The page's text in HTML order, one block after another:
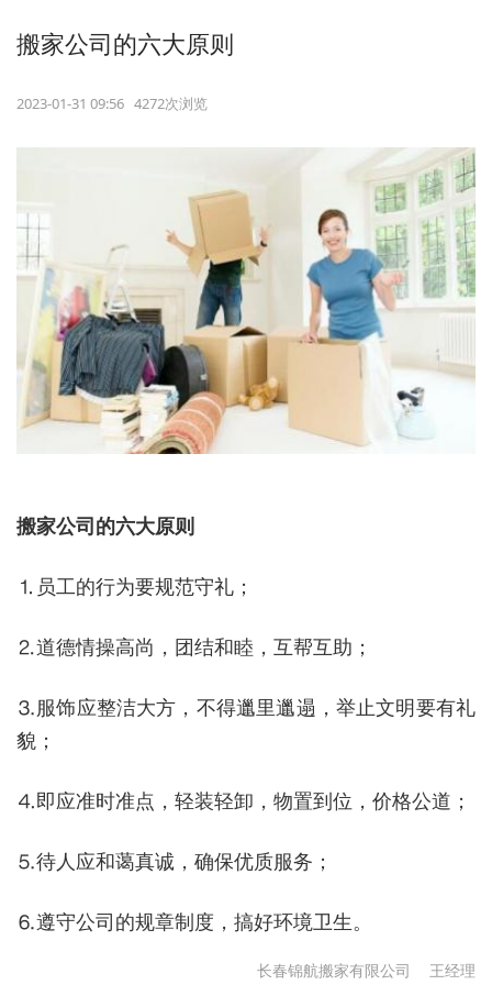
搬家公司的六大原则
2023-01-31 09:56 4272次浏览
搬家公司的六大原则
⒈员工的行为要规范守礼；
⒉道德情操高尚，团结和睦，互帮互助；
⒊服饰应整洁大方，不得邋里邋遢，举止文明要有礼
貌；
⒋即应准时准点，轻装轻卸，物置到位，价格公道；
⒌待人应和蔼真诚，确保优质服务；
⒍遵守公司的规章制度，搞好环境卫生。
长春锦航搬家有限公司 王经理